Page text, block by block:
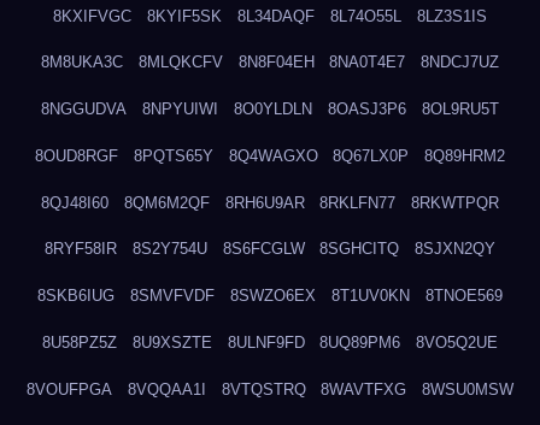
8KXIFVGC 8KYIF5SK 8L34DAQF 8L74O55L 8LZ3S1IS
8M8UKA3C 8MLQKCFV 8N8F04EH 8NA0T4E7 8NDCJ7UZ
8NGGUDVA 8NPYUIWI 8O0YLDLN 8OASJ3P6 8OL9RU5T
8OUD8RGF 8PQTS65Y 8Q4WAGXO 8Q67LX0P 8Q89HRM2
8QJ48I60 8QM6M2QF 8RH6U9AR 8RKLFN77 8RKWTPQR
8RYF58IR 8S2Y754U 8S6FCGLW 8SGHCITQ 8SJXN2QY
8SKB6IUG 8SMVFVDF 8SWZO6EX 8T1UV0KN 8TNOE569
8U58PZ5Z 8U9XSZTE 8ULNF9FD 8UQ89PM6 8VO5Q2UE
8VOUFPGA 8VQQAA1I 8VTQSTRQ 8WAVTFXG 8WSU0MSW